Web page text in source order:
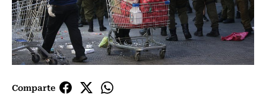
Comparte